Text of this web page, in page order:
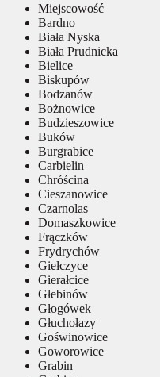
Miejscowość
Bardno
Biała Nyska
Biała Prudnicka
Bielice
Biskupów
Bodzanów
Bożnowice
Budzieszowice
Buków
Burgrabice
Carbielin
Chróścina
Cieszanowice
Czarnolas
Domaszkowice
Frączków
Frydrychów
Giełczyce
Gierałcice
Głebinów
Głogówek
Głuchołazy
Goświnowice
Goworowice
Grabin